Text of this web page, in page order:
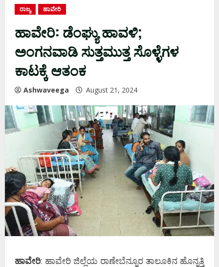
ರಾಜ್ಯ ಹಾವೇರಿ
ಹಾವೇರಿ: ಡೆಂಘ್ಯು ಹಾವಳಿ;
ಅಂಗನವಾಡಿ ಸುತ್ತಮುತ್ತ ಸೊಳ್ಳೆಗಳ
ಕಾಟಕ್ಕೆ ಆತಂಕ
Ashwaveega August 21, 2024
ಹಾವೇರಿ: ಹಾವೇರಿ ಜಿಲ್ಲೆಯ ರಾಣೇಬೆನ್ನೂರ ತಾಲೂಕಿನ ಹೊನ್ನತ್ತಿ